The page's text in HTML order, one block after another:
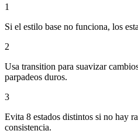
1
Si el estilo base no funciona, los
2
Usa transition para suavizar
parpadeos duros.
3
Evita 8 estados distintos si no hay
consistencia.